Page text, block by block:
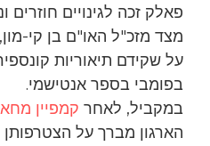
פאלק זכה לגינויים חוזרים
מצד מזכ"ל האו"ם בן קי-
בפומבי בספר אנטישמי.
במקביל, לאחר קמפיין
הארגון מברך על